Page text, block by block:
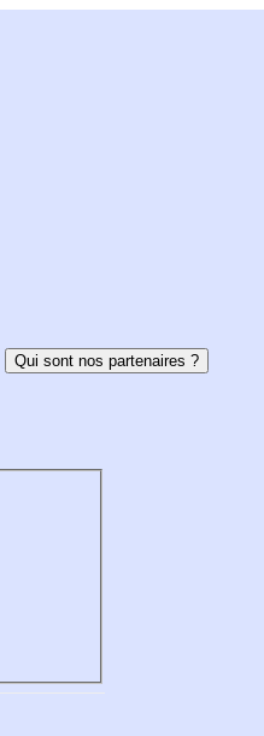
Qui sont nos partenaires ?